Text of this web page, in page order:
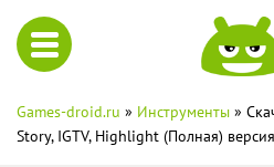
Games-droid.ru » Инструменты »
Story, IGTV, Highlight (Полная)